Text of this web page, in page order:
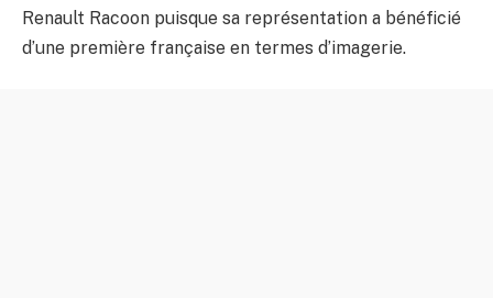
Renault Racoon puisque sa représentation a bénéficié
d’une première française en termes d’imagerie.